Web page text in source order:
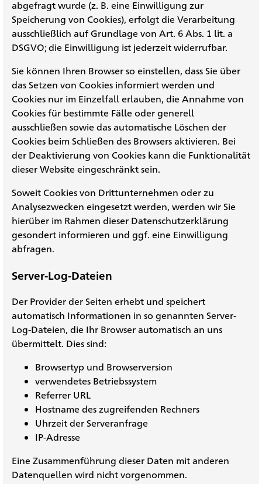
abgefragt wurde (z. B. eine Einwilligung zur
Speicherung von Cookies), erfolgt die Verarbeitung
ausschließlich auf Grundlage von Art. 6 Abs. 1 lit. a
DSGVO; die Einwilligung ist jederzeit widerrufbar.
Sie können Ihren Browser so einstellen, dass Sie über
das Setzen von Cookies informiert werden und
Cookies nur im Einzelfall erlauben, die Annahme von
Cookies für bestimmte Fälle oder generell
ausschließen sowie das automatische Löschen der
Cookies beim Schließen des Browsers aktivieren. Bei
der Deaktivierung von Cookies kann die Funktionalität
dieser Website eingeschränkt sein.
Soweit Cookies von Drittunternehmen oder zu
Analysezwecken eingesetzt werden, werden wir Sie
hierüber im Rahmen dieser Datenschutzerklärung
gesondert informieren und ggf. eine Einwilligung
abfragen.
Server-Log-Dateien
Der Provider der Seiten erhebt und speichert
automatisch Informationen in so genannten Server-
Log-Dateien, die Ihr Browser automatisch an uns
übermittelt. Dies sind:
Browsertyp und Browserversion
verwendetes Betriebssystem
Referrer URL
Hostname des zugreifenden Rechners
Uhrzeit der Serveranfrage
IP-Adresse
Eine Zusammenführung dieser Daten mit anderen
Datenquellen wird nicht vorgenommen.